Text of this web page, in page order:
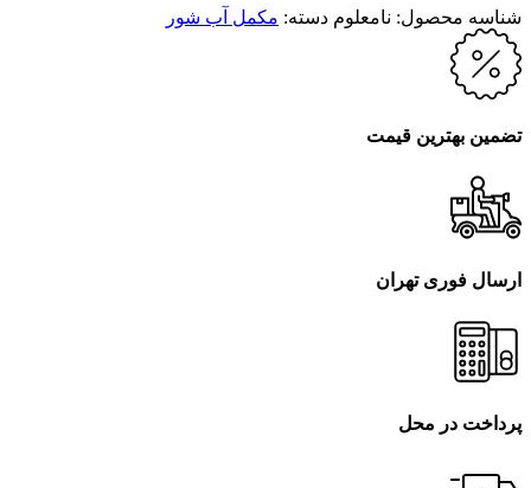
شناسه محصول: نامعلوم دسته: مکمل آب شور
تضمین بهترین قیمت
ارسال فوری تهران
پرداخت در محل